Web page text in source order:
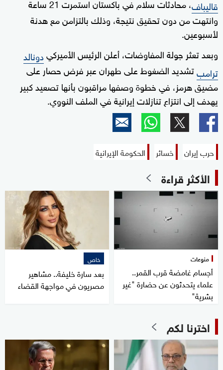
قاليباف
، محادثات سلام في باكستان استمرت 21 ساعة
وانتهت من دون تحقيق نتيجة، وذلك بالتزامن مع هدنة
لأسبوعين.
وبعد تعثر جولة المفاوضات، أعلن الرئيس الأميركيدونالد
ترامبتشديد الضغوط على طهران عبر فرض حصار على
مضيق هرمز، في خطوة وصفها مراقبون بأنها تصعيد كبير
يهدف إلى انتزاع تنازلات إيرانية في الملف النووي.
حرب إيران خسائر الحكومة الإيرانية
الأكثر قراءة
منوعات
أجسام غامضة قرب القمر..
علماء يتحدثون عن حضارة "غير
بشرية"
خاص
بعد سارة خليفة.. مشاهير
مصريون في مواجهة القضاء
اخترنا لكم